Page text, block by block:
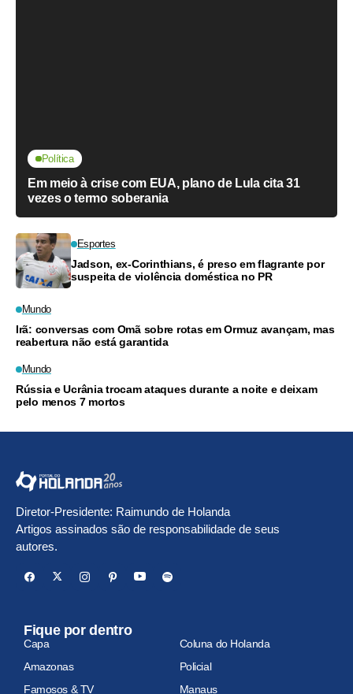
Política
Em meio à crise com EUA, plano de Lula cita 31
vezes o termo soberania
Esportes
Jadson, ex-Corinthians, é preso em flagrante por
suspeita de violência doméstica no PR
Mundo
Irã: conversas com Omã sobre rotas em Ormuz avançam, mas
reabertura não está garantida
Mundo
Rússia e Ucrânia trocam ataques durante a noite e deixam
pelo menos 7 mortos
Diretor-Presidente: Raimundo de Holanda
Artigos assinados são de responsabilidade de seus
autores.
Fique por dentro
Capa
Coluna do Holanda
Amazonas
Policial
Famosos & TV
Manaus